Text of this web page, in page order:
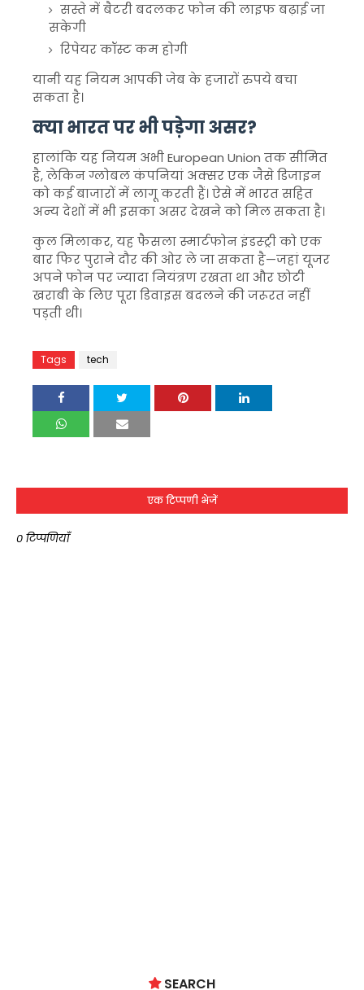
सस्ते में बैटरी बदलकर फोन की लाइफ बढ़ाई जा
सकेगी
रिपेयर कॉस्ट कम होगी
यानी यह नियम आपकी जेब के हजारों रुपये बचा
सकता है।
क्या भारत पर भी पड़ेगा असर?
हालांकि यह नियम अभीEuropean Union तक सीमित
है, लेकिन ग्लोबल कंपनियां अक्सर एक जैसे डिजाइन
को कई बाजारों में लागू करती हैं। ऐसे में भारत सहित
अन्य देशों में भी इसका असर देखने को मिल सकता है।
कुल मिलाकर, यह फैसला स्मार्टफोन इंडस्ट्री को एक
बार फिर पुराने दौर की ओर ले जा सकता है—जहां यूजर
अपने फोन पर ज्यादा नियंत्रण रखता था और छोटी
खराबी के लिए पूरा डिवाइस बदलने की जरूरत नहीं
पड़ती थी।
Tags tech
एक टिप्पणी भेजें
0 टिप्पणियाँ
SEARCH